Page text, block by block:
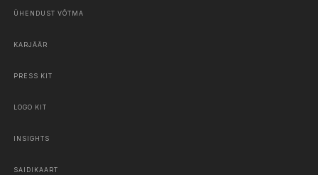
ÜHENDUST VÕTMA
KARJÄÄR
PRESS KIT
LOGO KIT
INSIGHTS
SAIDIKAART